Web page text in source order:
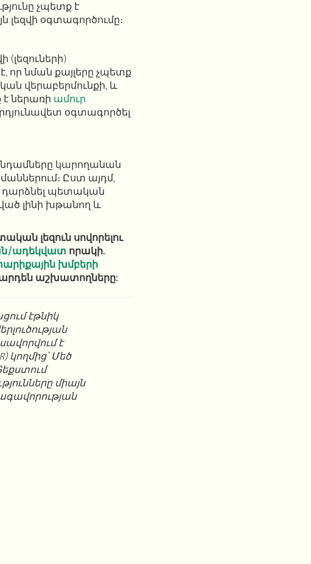
չպետք է
​​լեզվի օգտագործումը։
(լեզուների)
որ նման քայլերը չպետք
վերաբերմունքի, և
ներառի ամուր
օգտագործել
կարողանան
Ըստ այդմ,
դարձնել պետական ​​
լինի խթանող և
​​լեզուն սովորելու
ադեկվատ որակի.
խմբերի
աշխատողները:
էթնիկ
է
Մեծ
միայն